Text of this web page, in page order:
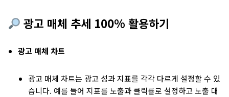
광고 매체 추세 100% 활용하기
광고 매체 차트
광고 매체 차트는 광고 성과 지표를 각각 다르게 설정할 수 있
습니다. 예를 들어 지표를 노출과 클릭률로 설정하고 노출 대